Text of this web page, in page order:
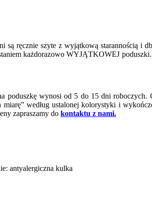
ręcznie szyte z wyjątkową starannością i
każdorazowo WYJĄTKOWEJ
poduszkę wynosi od 5 do 15 dni
według ustalonej kolorystyki i
zapraszamy do kontaktu z nami.
antyalergiczna kulka